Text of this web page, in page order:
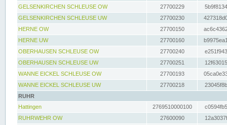
GELSENKIRCHEN SCHLEUSE OW
27700229
GELSENKIRCHEN SCHLEUSE UW
27700230
HERNE OW
27700150
HERNE UW
27700160
OBERHAUSEN SCHLEUSE OW
27700240
OBERHAUSEN SCHLEUSE UW
27700251
WANNE EICKEL SCHLEUSE OW
27700193
WANNE EICKEL SCHLEUSE UW
27700218
RUHR
Hattingen
2769510000100
RUHRWEHR OW
27600090